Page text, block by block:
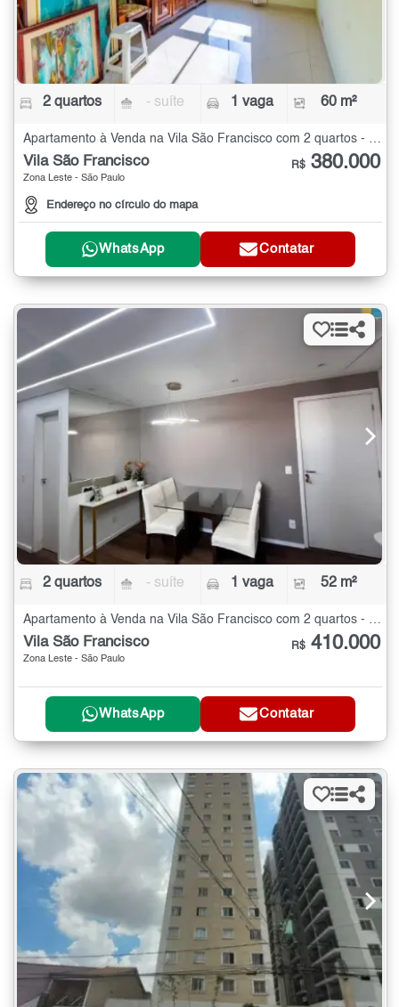
2 quartos - suíte 1 vaga 60 m²
Apartamento à Venda na Vila São Francisco com 2 quartos - 60 m²
Vila São Francisco
Zona Leste - São Paulo
Endereço no círculo do mapa
R$ 380.000
WhatsApp Contatar
2 quartos - suíte 1 vaga 52 m²
Vila São Francisco
Zona Leste - São Paulo
R$ 410.000
WhatsApp Contatar